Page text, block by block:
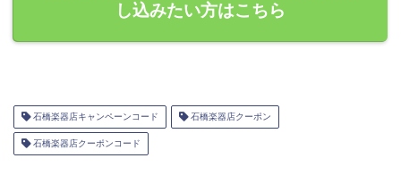
し込みたい方はこちら
石橋楽器店キャンペーンコード 石橋楽器店クーポン
石橋楽器店クーポンコード